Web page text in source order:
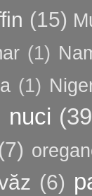
(15)
(1)
(1)
nuci
(7)
(6)